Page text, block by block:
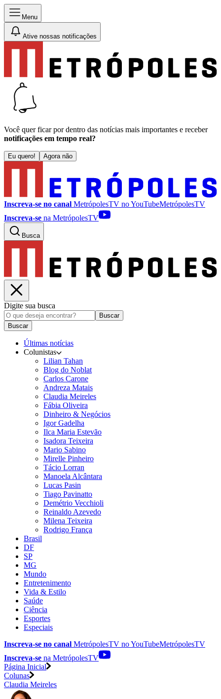
Menu
Ative nossas notificações
Você quer ficar por dentro das notícias mais importantes e receber
notificações em tempo real?
Eu quero! Agora não
Inscreva-se no canal MetrópolesTV noYouTubeMetrópolesTV
Inscreva-se na MetrópolesTV
Busca
Digite sua busca
Buscar
Buscar
Últimas notícias
Colunistas
Lilian Tahan
Blog do Noblat
Carlos Carone
Andreza Matais
Claudia Meireles
Fábia Oliveira
Dinheiro & Negócios
Igor Gadelha
Ilca Maria Estevão
Isadora Teixeira
Mario Sabino
Mirelle Pinheiro
Tácio Lorran
Manoela Alcântara
Lucas Pasin
Tiago Pavinatto
Demétrio Vecchioli
Reinaldo Azevedo
Milena Teixeira
Rodrigo França
Brasil
DF
SP
MG
Mundo
Entretenimento
Vida & Estilo
Saúde
Ciência
Esportes
Especiais
Inscreva-se no canal MetrópolesTV noYouTubeMetrópolesTV
Inscreva-se na MetrópolesTV
Página Inicial
Colunas
Claudia Meireles